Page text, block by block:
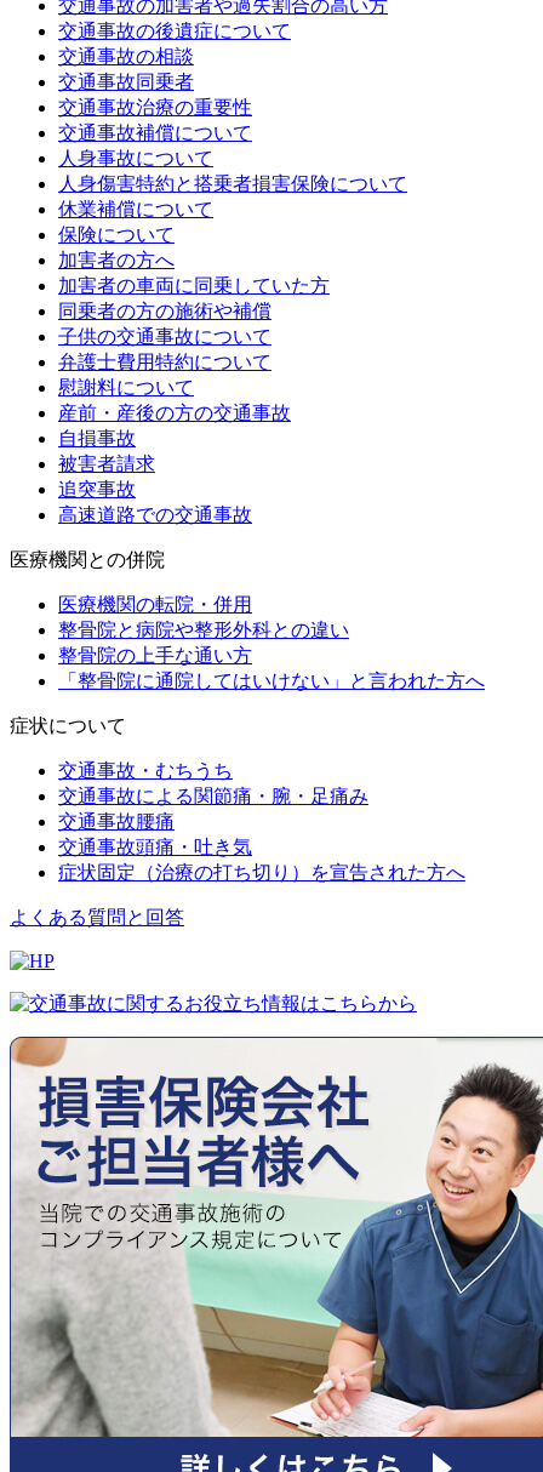
交通事故の加害者や過失割合の高い方
交通事故の後遺症について
交通事故の相談
交通事故同乗者
交通事故治療の重要性
交通事故補償について
人身事故について
人身傷害特約と搭乗者損害保険について
休業補償について
保険について
加害者の方へ
加害者の車両に同乗していた方
同乗者の方の施術や補償
子供の交通事故について
弁護士費用特約について
慰謝料について
産前・産後の方の交通事故
自損事故
被害者請求
追突事故
高速道路での交通事故
医療機関との併院
医療機関の転院・併用
整骨院と病院や整形外科との違い
整骨院の上手な通い方
「整骨院に通院してはいけない」と言われた方へ
症状について
交通事故・むちうち
交通事故による関節痛・腕・足痛み
交通事故腰痛
交通事故頭痛・吐き気
症状固定（治療の打ち切り）を宣告された方へ
よくある質問と回答